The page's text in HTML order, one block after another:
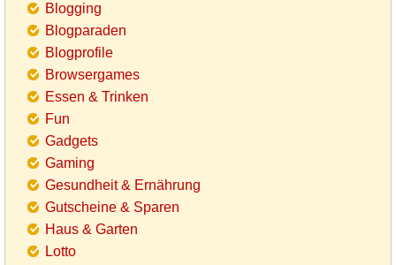
Blogging
Blogparaden
Blogprofile
Browsergames
Essen & Trinken
Fun
Gadgets
Gaming
Gesundheit & Ernährung
Gutscheine & Sparen
Haus & Garten
Lotto